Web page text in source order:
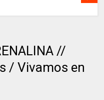
//
/ Vivamos en